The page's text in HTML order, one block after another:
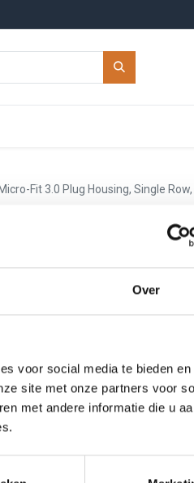
Over
voor social media te bieden en
site met onze partners voor
met andere informatie die u
Fit 3.0 Plug Housing, Single
0300 Micro-
3 Circuits,
:43640-0300
om prijzen te
Toevoegen aan